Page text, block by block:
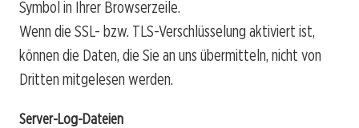
Symbol in Ihrer Browserzeile.
Wenn die SSL- bzw. TLS-Verschlüsselung aktiviert ist,
können die Daten, die Sie an uns übermitteln, nicht von
Dritten mitgelesen werden.
Server-Log-Dateien